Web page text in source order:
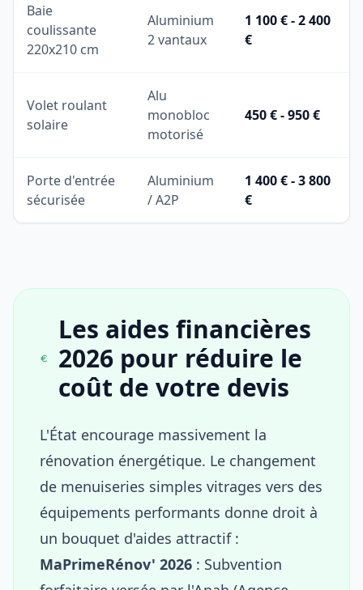
Baie
coulissante
220x210 cm
Aluminium
2 vantaux
1 100 € - 2 400
€
Volet roulant
solaire
Alu
monobloc
motorisé
450 € - 950 €
Porte d'entrée
sécurisée
Aluminium
/ A2P
1 400 € - 3 800
€
Les aides financières
2026 pour réduire le
coût de votre devis
L'État encourage massivement la
rénovation énergétique. Le changement
de menuiseries simples vitrages vers des
équipements performants donne droit à
un bouquet d'aides attractif :
MaPrimeRénov' 2026 : Subvention